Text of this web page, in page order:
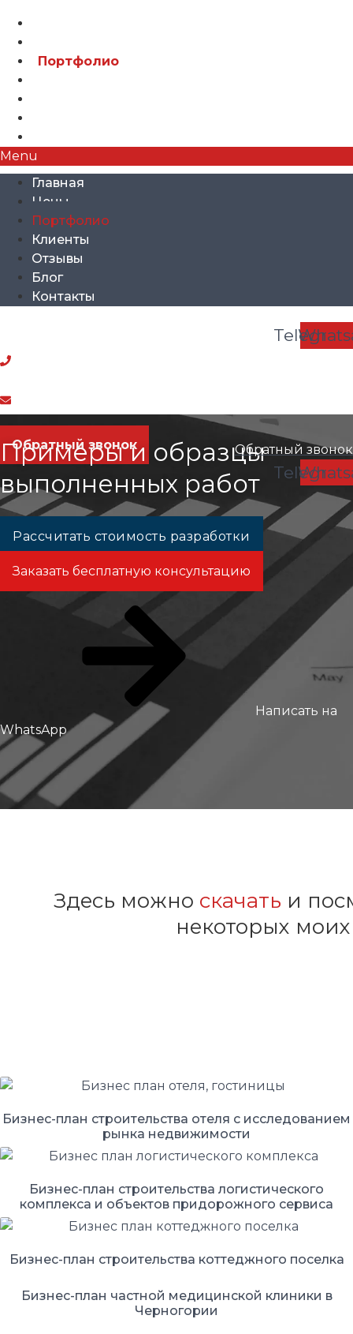
Портфолио
Menu
Главная
Цены
Портфолио
Клиенты
Отзывы
Блог
Контакты
Telegram
Обратный звонок Обратный звонок
Telegram
Примеры и образцы
выполненных работ
Рассчитать стоимость разработки
Заказать бесплатную консультацию
Написать на
WhatsApp
Здесь можно скачать и
некоторых
Бизнес-план строительства отеля с исследованием
рынка недвижимости
Бизнес-план строительства логистического
комплекса и объектов придорожного сервиса
Бизнес-план строительства коттеджного поселка
Бизнес-план частной медицинской клиники в
Черногории